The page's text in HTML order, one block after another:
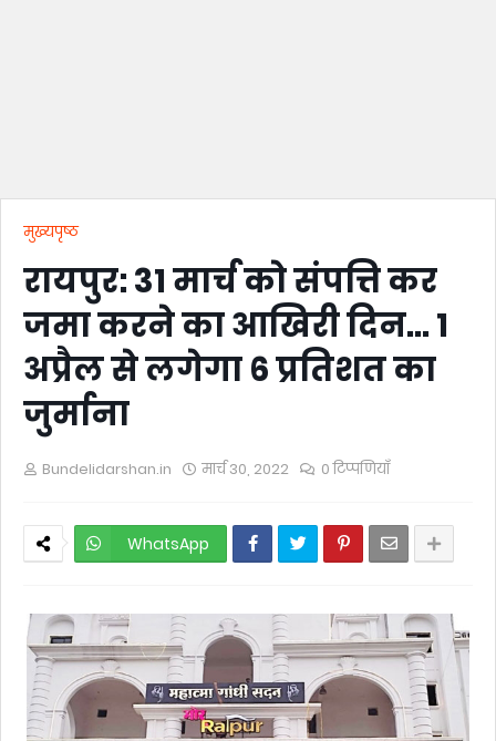
मुख्यपृष्ठ
रायपुर: 31 मार्च को संपत्ति कर
जमा करने का आखिरी दिन… 1
अप्रैल से लगेगा 6 प्रतिशत का
जुर्माना
Bundelidarshan.in मार्च 30, 2022 0 टिप्पणियाँ
WhatsApp